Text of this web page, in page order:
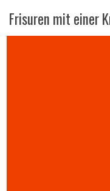
Frisuren mit einer